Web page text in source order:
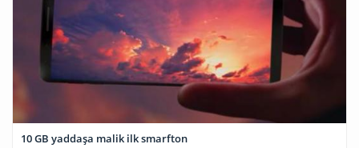
10 GB yaddaşa malik ilk smarfton